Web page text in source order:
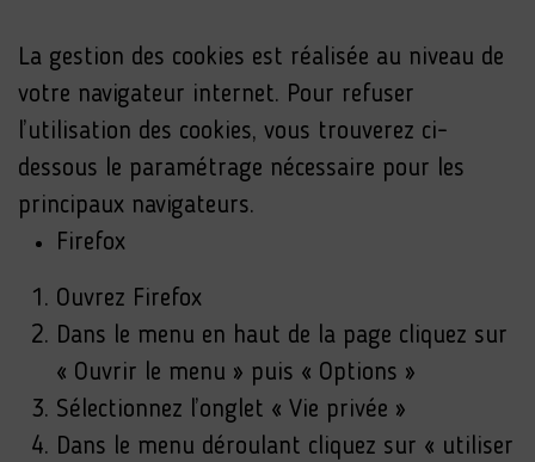
La gestion des cookies est réalisée au niveau de
votre navigateur internet. Pour refuser
l’utilisation des cookies, vous trouverez ci-
dessous le paramétrage nécessaire pour les
principaux navigateurs.
Firefox
Ouvrez Firefox
Dans le menu en haut de la page cliquez sur
« Ouvrir le menu » puis « Options »
Sélectionnez l’onglet « Vie privée »
Dans le menu déroulant cliquez sur « utiliser